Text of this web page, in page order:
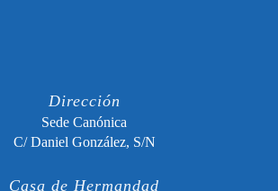
Dirección
Sede Canónica
C/ Daniel González, S/N
Casa de Hermandad